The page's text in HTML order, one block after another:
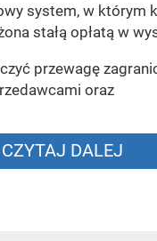
system, w którym
stałą opłatą w
przewagę
oraz
CZYTAJ DALEJ